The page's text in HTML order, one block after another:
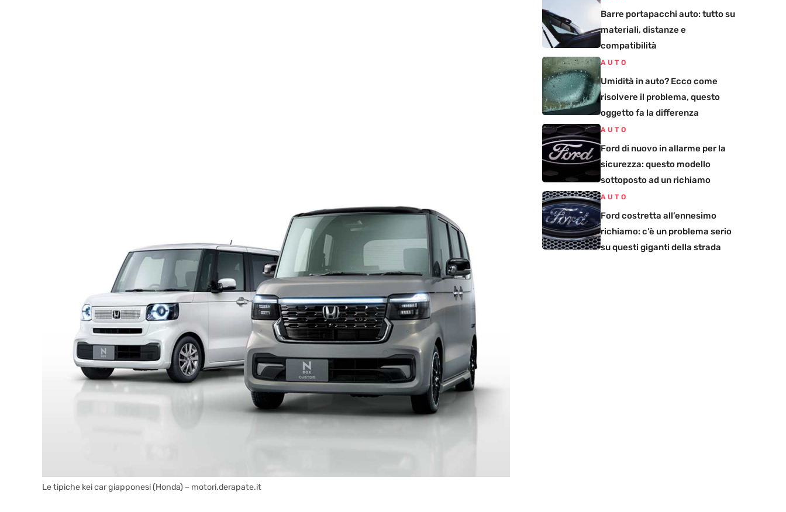
Le tipiche kei car giapponesi (Honda) – motori.derapate.it
Barre portapacchi auto: tutto su
materiali, distanze e
compatibilità
AUTO
Umidità in auto? Ecco come
risolvere il problema, questo
oggetto fa la differenza
AUTO
Ford di nuovo in allarme per la
sicurezza: questo modello
sottoposto ad un richiamo
AUTO
Ford costretta all’ennesimo
richiamo: c’è un problema serio
su questi giganti della strada